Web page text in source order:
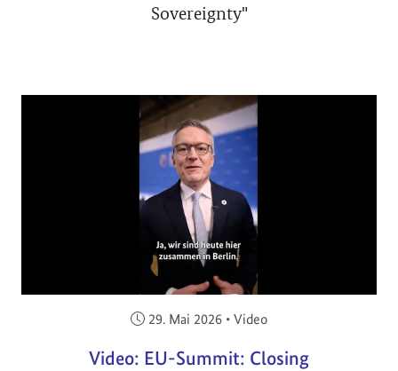
Sovereignty"
Veröffentlicht am:
29. Mai 2026 • Video
Video: EU-Summit: Closing